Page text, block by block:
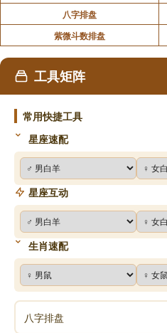
23点至凌晨3点为子丑
候，肝胆要回血，“躺下去
每晚22点钟左右躺下，静静
候，也就睡着了。肝胆开始
产生新鲜的血液，到一百岁
炎、囊肿一类的病。如果你
了血，有毒的血排不掉，新
胆汁，所以这些人容易得胆
阳各种病症。
睡前半小时最好不要讲
心经又动，人就容易进入兴
21：00—23：00为亥时
通百脉。亥时入眠，百脉皆
八字排盘
紫微斗数排盘
工具矩阵
常用快捷工具
星座速配
星座互动
生肖速配
八字排盘